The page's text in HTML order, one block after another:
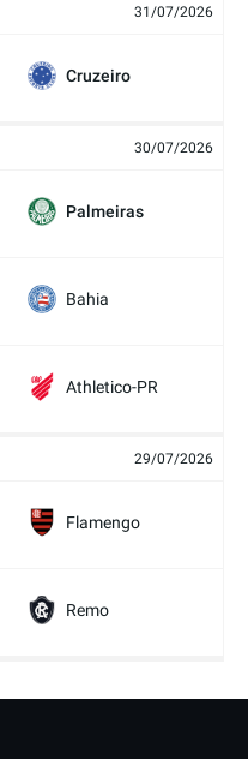
31/07/2026
Cruzeiro
30/07/2026
Palmeiras
Bahia
Athletico-PR
29/07/2026
Flamengo
Remo